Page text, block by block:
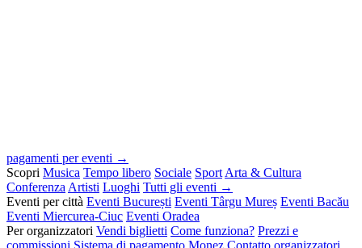
pagamenti per eventi →
Scopri Musica Tempo libero Sociale Sport Arta & Cultura
Conferenza Artisti Luoghi Tutti gli eventi →
Eventi per città Eventi București Eventi Târgu Mureș Eventi Bacău
Eventi Miercurea-Ciuc Eventi Oradea
Per organizzatori Vendi biglietti Come funziona? Prezzi e
commissioni Sistema di pagamento Monez Contatto organizzatori